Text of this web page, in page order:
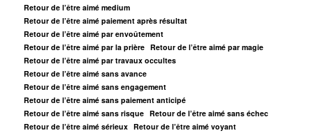
Retour de l’être aimé medium
Retour de l’être aimé paiement après résultat
Retour de l’être aimé par envoûtement
Retour de l’être aimé par la prière Retour de l’être aimé par magie
Retour de l’être aimé par travaux occultes
Retour de l’être aimé sans avance
Retour de l’être aimé sans engagement
Retour de l’être aimé sans paiement anticipé
Retour de l’être aimé sans risque Retour de l’être aimé sans échec
Retour de l’être aimé sérieux Retour de l’être aimé voyant